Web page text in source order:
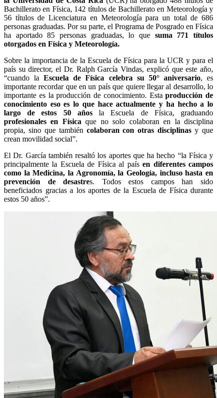
Bachillerato en Física, 142 títulos de Bachillerato en Meteorología y
56 títulos de Licenciatura en Meteorología para un total de 686
personas graduadas. Por su parte, el Programa de Posgrado en Física
ha aportado 85 personas graduadas, lo que suma 771 títulos
otorgados en Física y Meteorología.
Sobre la importancia de la Escuela de Física para la UCR y para el
país su director, el Dr. Ralph García Vindas, explicó que este año,
“cuando laEscuela de Física celebra su 50° aniversario, es
importante recordar que en un país que quiere llegar al desarrollo, lo
importante es la producción de conocimiento. Estaproducción de
conocimiento eso es lo que hace actualmente y ha hecho a lo
largo de estos 50 añosla Escuela de Física, graduando
profesionales en Física que no solo colaboran en la disciplina
propia, sino que también colaboran con otras disciplinas y que
crean movilidad social”.
El Dr. García también resaltó los aportes que ha hecho “la Física y
principalmente la Escuela de Física al paísen diferentes campos
como la Medicina, la Agronomía, la Geología, incluso hasta en
prevención de desastres. Todos estos campos han sido
beneficiados gracias a los aportes de la Escuela de Física durante
estos 50 años”.